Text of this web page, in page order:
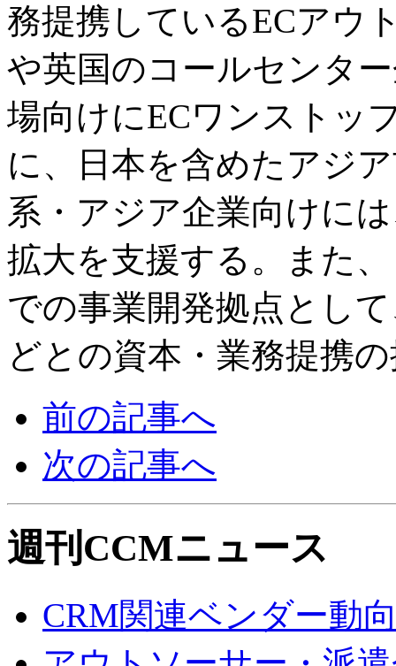
務提携しているECアウ
や英国のコールセンタ
場向けにECワンストッ
に、日本を含めたアジ
系・アジア企業向けに
拡大を支援する。また
での事業開発拠点とし
どとの資本・業務提携
前の記事へ
次の記事へ
週刊CCMニュース
CRM関連ベンダー動